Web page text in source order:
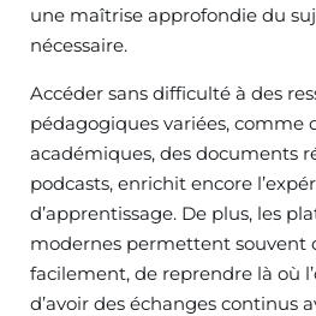
une maîtrise approfondie du
nécessaire.
Accéder sans difficulté à des
pédagogiques variées, comme
académiques, des documents
podcasts, enrichit encore
d’apprentissage. De plus, les
modernes permettent souvent
facilement, de reprendre là où
d’avoir des échanges continus